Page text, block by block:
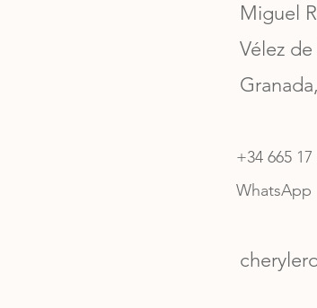
Miguel
Vélez
+34 665 17
WhatsApp